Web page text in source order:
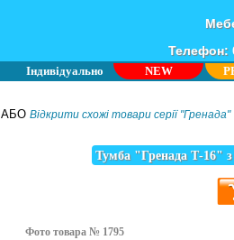
Телефон:
Індивідуально NEW
АБО Відкрити схожі товари серії "Гренада"
Тумба "Гренада Т-16"
Фото товара № 1795